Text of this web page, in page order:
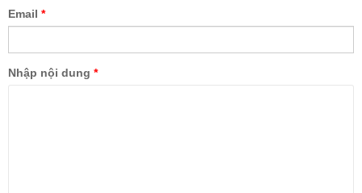
Email *
Nhập nội dung *